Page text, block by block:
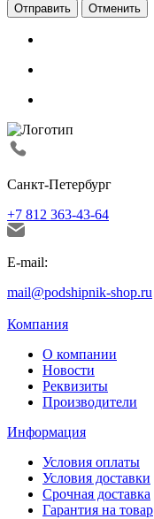
Отменить
Санкт-Петербург
+7 812 363-43-64
E-mail:
mail@podshipnik-shop.ru
Компания
О компании
Новости
Реквизиты
Производители
Информация
Условия оплаты
Условия доставки
Срочная доставка
Гарантия на товар